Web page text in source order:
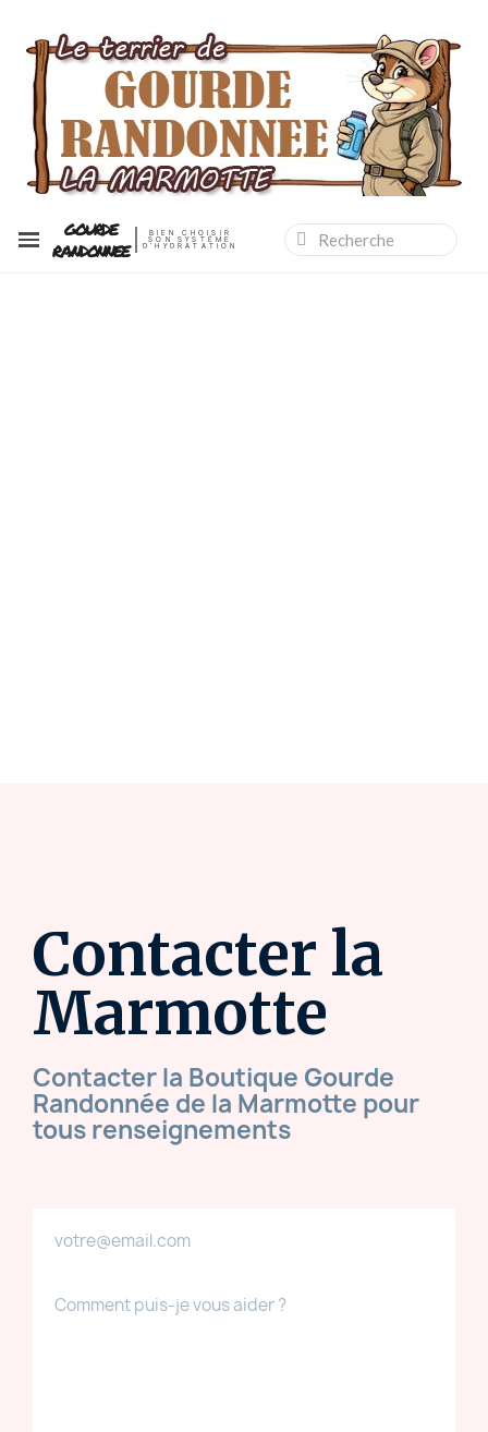
GOURDE
RANDONNEE
BIEN CHOISIR
SON SYSTÈME
D'HYDRATATION
Contacter la
Marmotte
Contacter la Boutique Gourde
Randonnée de la Marmotte pour
tous renseignements